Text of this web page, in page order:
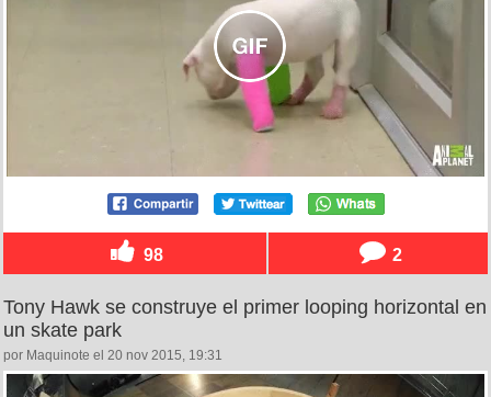
98 2
Tony Hawk se construye el primer looping horizontal en
un skate park
por Maquinote el 20 nov 2015, 19:31